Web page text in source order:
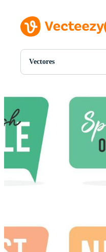
Vectores
Todas Imágenes
PNGs
PSDs
SVGs
Plantillas
Vectores
Videos
Imágenes Editoriales